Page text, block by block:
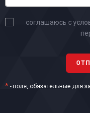
соглашаюсь с
* - поля, обязательные для